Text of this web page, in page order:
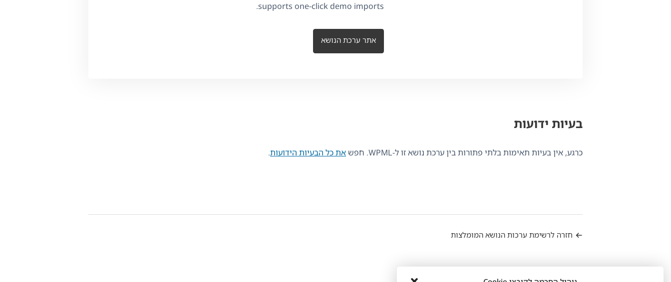
supports one-click demo imports.
אתר ערכת הנושא
בעיות ידועות
כרגע, אין בעיות תאימות בלתי פתורות בין ערכת נושא זו ל-WPML. חפש את כל הבעיות הידועות.
חזרה לרשימת ערכות הנושא המומלצות